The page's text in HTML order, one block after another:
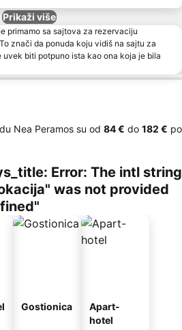
Prikaži više
primamo sa sajtova za rezervaciju
znači da ponuda koju vidiš na sajtu za
biti potpuno ista kao ona koja je bila
Nea Peramos su od ‎84 € do ‎182 € po
Error: The intl string
was not provided
Gostionica
Apart-
hotel